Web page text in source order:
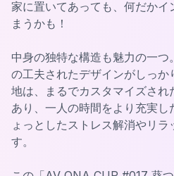
家に置いてあっても、何だかイ
まうかも！
中身の独特な構造も魅力の一
の工夫されたデザインがしっ
地は、まるでカスタマイズさ
あり、一人の時間をより充実
ょっとしたストレス解消やリ
す。